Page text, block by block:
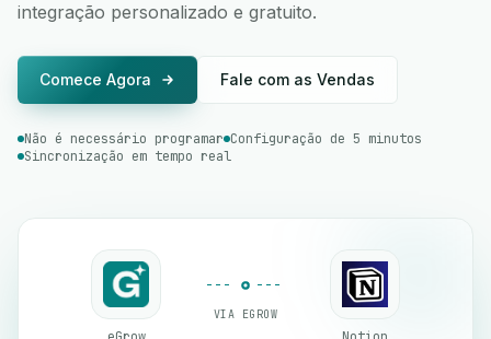
integração personalizado e gratuito.
Comece Agora Fale com as Vendas
Não é necessário programar Configuração de 5 minutos
Sincronização em tempo real
VIA EGROW